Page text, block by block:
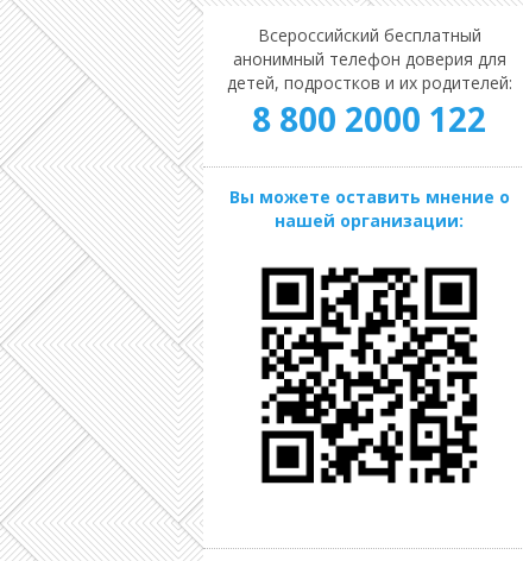
Всероссийский бесплатный
анонимный телефон доверия для
детей, подростков и их родителей:
8 800 2000 122
Вы можете оставить мнение о
нашей организации: